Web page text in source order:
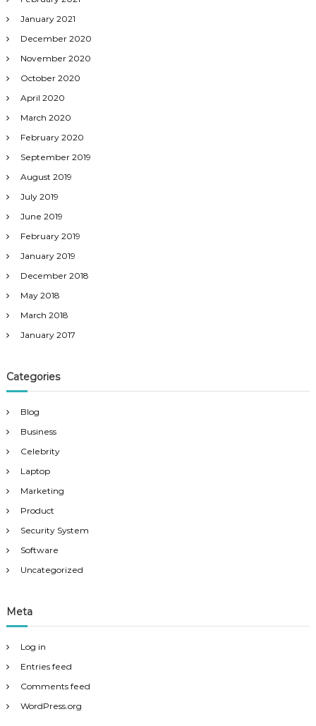
January 2021
December 2020
November 2020
October 2020
April 2020
March 2020
February 2020
September 2019
August 2019
July 2019
June 2019
February 2019
January 2019
December 2018
May 2018
March 2018
January 2017
Categories
Blog
Business
Celebrity
Laptop
Marketing
Product
Security System
Software
Uncategorized
Meta
Log in
Entries feed
Comments feed
WordPress.org